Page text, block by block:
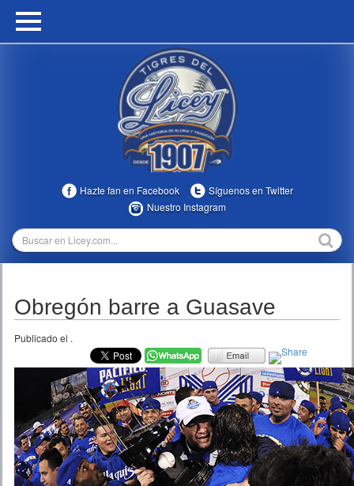
HOME
MULTIMEDIA
TEMPORADAS
Hazte fan en Facebook
Síguenos en Twitter
Nuestro Instagram
Obregón barre a Guasave
Publicado el .